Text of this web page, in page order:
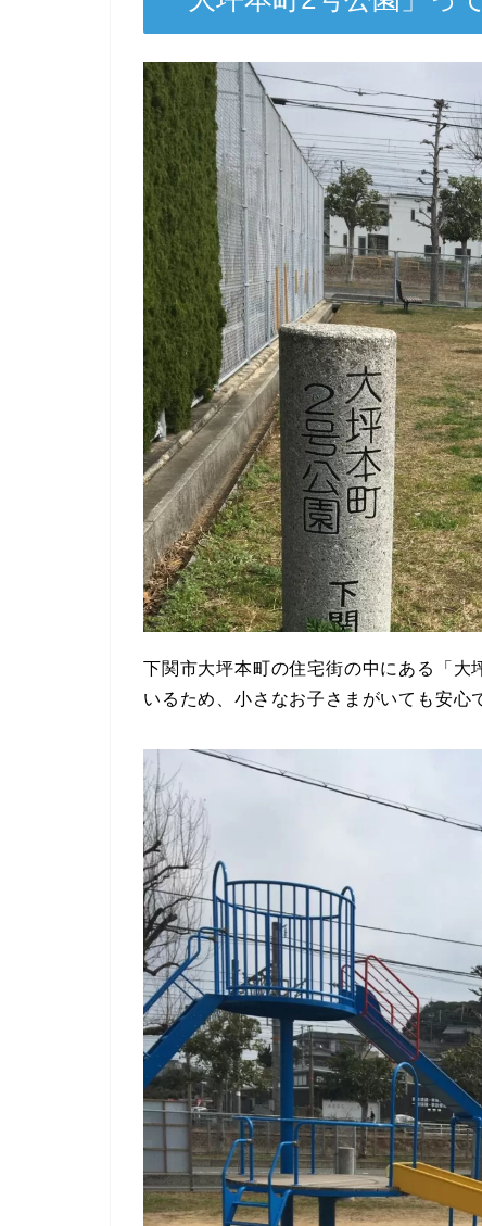
下関市大坪本町の住宅街の中にある「大
いるため、小さなお子さまがいても安心